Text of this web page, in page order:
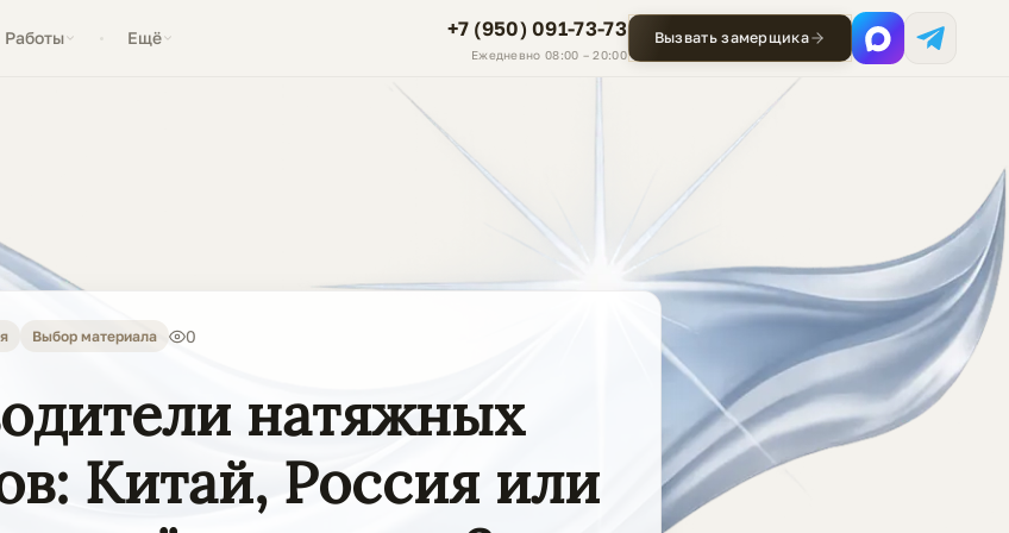
Работы Ещё +7 (950) 091-73-73
Ежедневно 08:00 – 20:00
Вызвать замерщика
Выбор материала 0
натяжных
Китай, Россия или